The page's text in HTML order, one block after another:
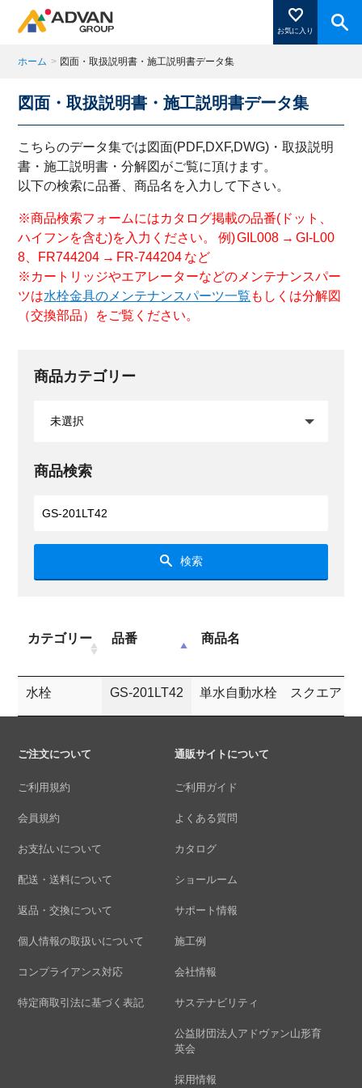
お気に入り
商品ページにある「お気に入り登録」を押すと登録した
商品がここに表示されます。
ホーム > 図面・取扱説明書・施工説明書データ集
図面・取扱説明書・施工説明書データ集
こちらのデータ集では図面(PDF,DXF,DWG)・取扱説明
書・施工説明書・分解図がご覧に頂けます。
以下の検索に品番、商品名を入力して下さい。
※商品検索フォームにはカタログ掲載の品番(ドット、
ハイフンを含む)を入力ください。 例) GIL008 → GI-L00
8、FR744204 → FR-744204 など
※カートリッジやエアレーターなどのメンテナンスパー
ツは水栓金具のメンテナンスパーツ一覧 もしくは分解図
（交換部品）をご覧ください。
商品カテゴリー
商品検索
検索
カテゴリー 品番 商品名
水栓 GS-201LT42 単水自動水栓 スクエア
ご注文について
ご利用規約
会員規約
お支払いについて
配送・送料について
返品・交換について
個人情報の取扱いについて
コンプライアンス対応
特定商取引法に基づく表記
通販サイトについて
ご利用ガイド
よくある質問
カタログ
ショールーム
サポート情報
施工例
会社情報
サステナビリティ
公益財団法人アドヴァン山形育
英会
採用情報